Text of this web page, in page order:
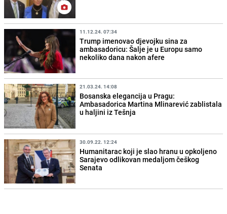
11.12.24. 07:34
Trump imenovao djevojku sina za
ambasadoricu: Šalje je u Europu samo
nekoliko dana nakon afere
21.03.24. 14:08
Bosanska elegancija u Pragu:
Ambasadorica Martina Mlinarević zablistala
u haljini iz Tešnja
30.09.22. 12:24
Humanitarac koji je slao hranu u opkoljeno
Sarajevo odlikovan medaljom češkog
Senata